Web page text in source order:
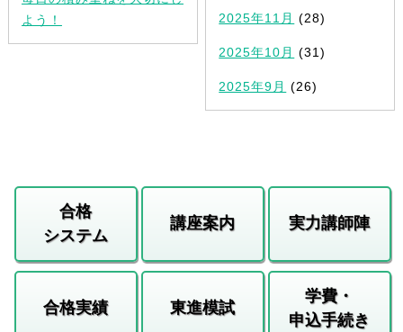
よう！
2025年11月 (28)
2025年10月 (31)
2025年9月 (26)
合格
システム
講座案内 実力講師陣
合格実績 東進模試
学費・
申込手続き